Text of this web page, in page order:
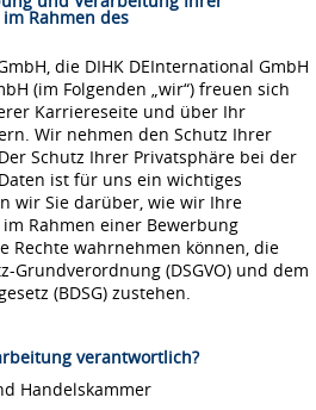
Rahmen des
die DIHK DEInternational GmbH
(im Folgenden „wir“) freuen sich
Karriereseite und über Ihr
Wir nehmen den Schutz Ihrer
Schutz Ihrer Privatsphäre bei der
ist für uns ein wichtiges
wir Sie darüber, wie wir Ihre
Rahmen einer Bewerbung
Rechte wahrnehmen können, die
Grundverordnung (DSGVO) und dem
(BDSG) zustehen.
verantwortlich?
Handelskammer